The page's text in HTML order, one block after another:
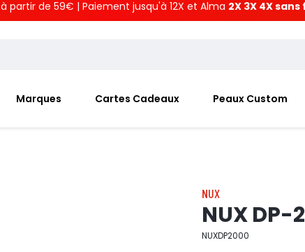
à partir de 59€ | Paiement jusqu'à 12X et Alma 2X 3X 4X
Marques Cartes Cadeaux Peaux Custom
NUX
NUX
NUXDP2000